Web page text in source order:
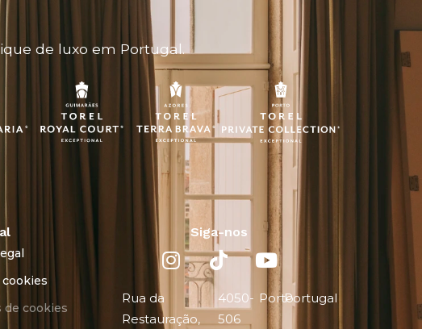
de luxo em Portugal.
de cookies
Siga-nos
Rua da
Restauração,
4050-
506
PortoPortugal